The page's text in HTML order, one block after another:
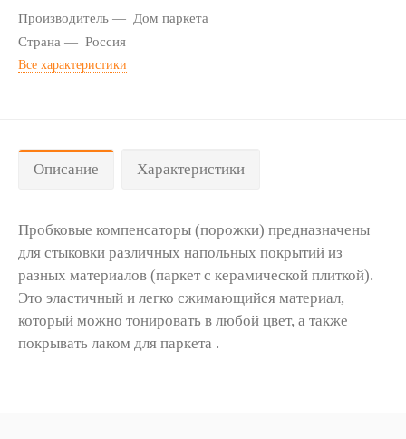
Производитель
Дом паркета
Страна
Россия
Все характеристики
Описание Характеристики
Пробковые компенсаторы (порожки) предназначены
для стыковки различных напольных покрытий из
разных материалов (паркет с керамической плиткой).
Это эластичный и легко сжимающийся материал,
который можно тонировать в любой цвет, а также
покрывать лаком для паркета .